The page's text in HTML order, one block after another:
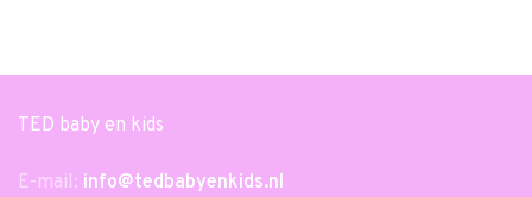
TED baby en kids
E-mail: info@tedbabyenkids.nl